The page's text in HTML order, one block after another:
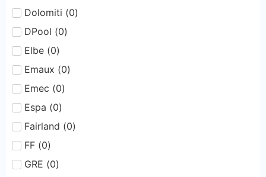
Dolomiti (0)
DPool (0)
Elbe (0)
Emaux (0)
Emec (0)
Espa (0)
Fairland (0)
FF (0)
GRE (0)